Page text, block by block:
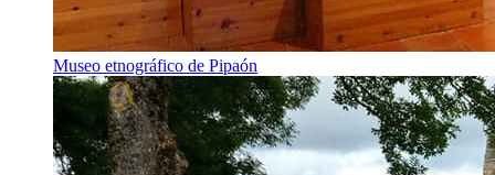
Museo etnográfico de Pipaón